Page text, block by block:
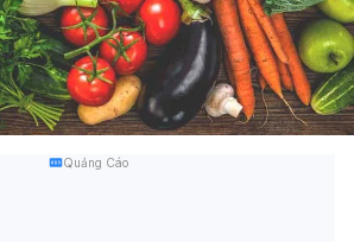
Quảng Cáo